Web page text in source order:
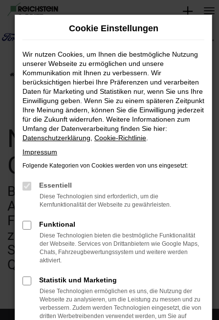
Zum
springen
Startseite Verkauf Fahrzeugsuche
Neuwagen &
Gebrauchtwagen
Bei uns finden Sie eine breite
Auswahl an verschiedenen
Fahrzeugen - vom Kleinwagen bis
zum Transporter & Wohnmobil.
Sofort verfügbar in geprüfter
Qualität.
Cookie Einstellungen
Wir nutzen Cookies, um Ihnen die bestmögliche Nutzung
unserer Webseite zu ermöglichen und unsere
Kommunikation mit Ihnen zu verbessern. Wir
berücksichtigen hierbei Ihre Präferenzen und verarbeiten
Daten für Marketing und Statistiken nur, wenn Sie uns Ihre
Einwilligung geben. Wenn Sie zu einem späteren Zeitpunkt
Ihre Meinung ändern, können Sie die Einwilligung jederzeit
für die Zukunft widerrufen. Weitere Informationen zum
Umfang der Datenverarbeitung finden Sie hier:
Datenschutzerklärung Cookie-Richtlinie
Impressum
Folgende Kategorien von Cookies werden von uns eingesetzt:
Essentiell
Diese Technologien sind erforderlich, um die
Kernfunktionalität der Webseite zu gewährleisten.
Funktional
Diese Technologien bieten die bestmögliche Funktionalität
der Webseite. Services von Drittanbietern wie Google Maps,
Chats, Fahrzeugbewertungssystem und weitere werden
aktiviert.
Statistik und Marketing
Diese Technologien ermöglichen es uns, die Nutzung der
Webseite zu analysieren, um die Leistung zu messen und zu
verbessern. Zudem werden Technologien eingesetzt, die von
dritten Werbetreibenden verwendet werden, um Sie auf